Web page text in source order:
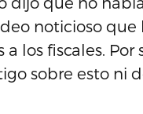
noticioso
los fiscales.
sobre esto ni